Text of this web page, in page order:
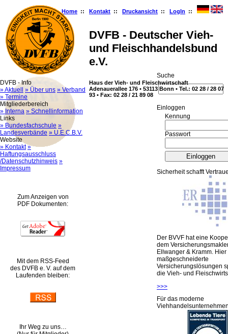
Home :: Kontakt :: Druckansicht :: LogIn ::
DVFB - Deutscher Vieh-
und Fleischhandelsbund
e.V.
Haus der Vieh- und Fleischwirtschaft
Adenauerallee 176 • 53113 Bonn • Tel.: 02 28 / 28 07
93 • Fax: 02 28 / 21 89 08
DVFB - Info
» Aktuell
» Über uns » Verband
» Termine
Mitgliederbereich
» Interna » Schnellinformation
Links
» Bundesfachschule »
Landesverbände » U.E.C.B.V.
Website
» Kontakt »
Haftungsausschluss
/Datenschutzhinweis »
Impressum
Zum Anzeigen von
PDF Dokumenten:
Mit dem RSS-Feed
des DVFB e. V. auf dem
Laufenden bleiben:
Ihr Weg zu uns…
Suche
Ein­log­gen
Kennung
Passwort
Sicherheit schafft
Der BVVF hat eine
dem
Ellwanger & Kramm.
maßgeschneiderte
Versicherungslösungen
die Vieh- und
>>>
Für das moderne